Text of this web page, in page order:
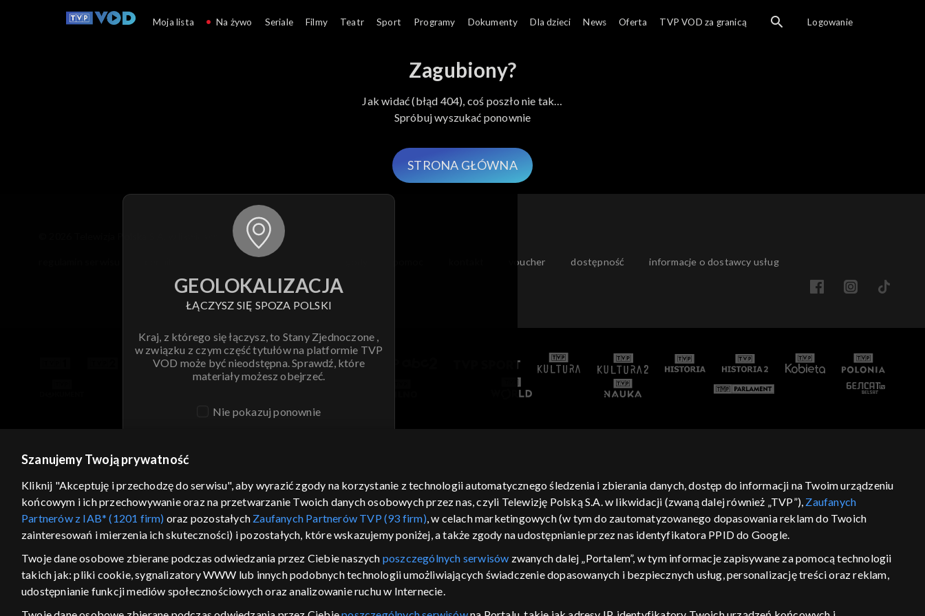
Zagubiony?
Jak widać (błąd 404), coś poszło nie tak…
Spróbuj wyszukać ponownie
STRONA GŁÓWNA
GEOLOKALIZACJA
ŁĄCZYSZ SIĘ SPOZA POLSKI
Kraj, z którego się łączysz, to Stany Zjednoczone ,
w związku z czym część tytułów na platformie TVP
VOD może być nieodstępna. Sprawdź, które
materiały możesz obejrzeć.
Nie pokazuj ponownie
ANULUJ
voucher dostępność informacje o dostawcy usług
Moja lista Na żywo Seriale Filmy Teatr Sport Programy Dokumenty Dla dzieci News Oferta TVP VOD za granicą Logowanie
Szanujemy Twoją prywatność
Kliknij "Akceptuję i przechodzę do serwisu", aby wyrazić zgody na korzystanie z technologii automatycznego śledzenia i zbierania danych, dostęp do informacji na Twoim urządzeniu
końcowym i ich przechowywanie oraz na przetwarzanie Twoich danych osobowych przez nas, czyli Telewizję Polską S.A. w likwidacji (zwaną dalej również „TVP”), Zaufanych
Partnerów z IAB* (1201 firm) oraz pozostałych Zaufanych Partnerów TVP (93 firm), w celach marketingowych (w tym do zautomatyzowanego dopasowania reklam do Twoich
zainteresowań i mierzenia ich skuteczności) i pozostałych, które wskazujemy poniżej, a także zgody na udostępnianie przez nas identyfikatora PPID do Google.
Twoje dane osobowe zbierane podczas odwiedzania przez Ciebie naszych poszczególnych serwisów zwanych dalej „Portalem”, w tym informacje zapisywane za pomocą technologii
takich jak: pliki cookie, sygnalizatory WWW lub innych podobnych technologii umożliwiających świadczenie dopasowanych i bezpiecznych usług, personalizację treści oraz reklam,
udostępnianie funkcji mediów społecznościowych oraz analizowanie ruchu w Internecie.